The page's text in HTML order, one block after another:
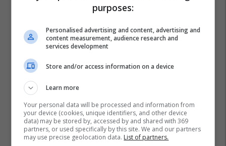
purposes:
Personalised advertising and content, advertising and
content measurement, audience research and
services development
Store and/or access information on a device
Learn more
Your personal data will be processed and information from
your device (cookies, unique identifiers, and other device
data) may be stored by, accessed by and shared with 369
partners, or used specifically by this site. We and our partners
may use precise geolocation data. List of partners.